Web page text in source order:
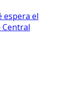
espera el
Central